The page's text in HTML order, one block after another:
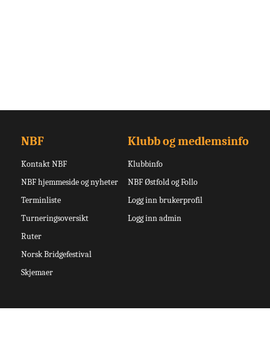
NBF
Kontakt NBF
NBF hjemmeside og nyheter
Terminliste
Turneringsoversikt
Ruter
Norsk Bridgefestival
Skjemaer
Klubb og medlemsinfo
Klubbinfo
NBF Østfold og Follo
Logg inn brukerprofil
Logg inn admin